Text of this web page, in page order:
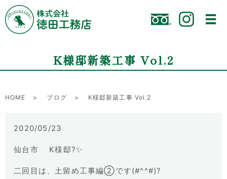
K様邸新築工事 Vol.2
HOME ブログ K様邸新築工事 Vol.2
2020/05/23
仙台市 K様邸?✨
二回目は、土留め工事編②です(#^^#)?